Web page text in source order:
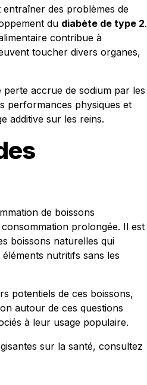
des problèmes de
du diabète de type 2.
contribue à
toucher divers organes,
accrue de sodium par les
performances physiques et
additive sur les reins.
de boissons
prolongée. Il est
boissons naturelles qui
nutritifs sans les
potentiels de ces boissons,
autour de ces questions
à leur usage populaire.
sur la santé, consultez